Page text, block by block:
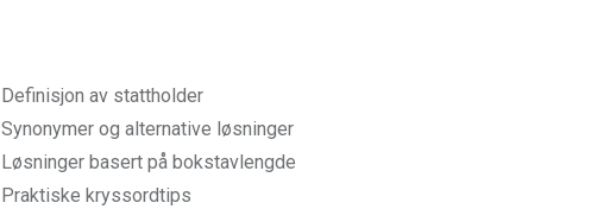
Definisjon av stattholder
Synonymer og alternative løsninger
Løsninger basert på bokstavlengde
Praktiske kryssordtips